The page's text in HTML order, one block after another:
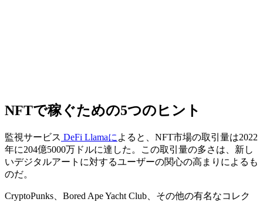
NFTで稼ぐための5つのヒント
監視サービス DeFi Llamaに よると、NFT市場の取引量は2022
年に204億5000万ドルに達した。この取引量の多さは、新し
いデジタルアートに対するユーザーの関心の高まりによるも
のだ。
CryptoPunks、Bored Ape Yacht Club、その他の有名なコレク